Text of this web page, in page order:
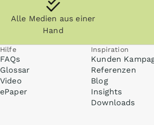
Alle Medien aus einer
Hand
Hilfe
FAQs
Glossar
Video
ePaper
Inspiration
Kunden
Referenzen
Blog
Insights
Downloads